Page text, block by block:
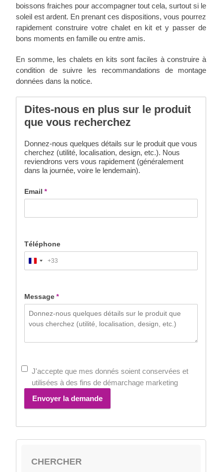
boissons fraiches pour accompagner tout cela, surtout si le
soleil est ardent. En prenant ces dispositions, vous pourrez
rapidement construire votre chalet en kit et y passer de
bons moments en famille ou entre amis.
En somme, les chalets en kits sont faciles à construire à
condition de suivre les recommandations de montage
données dans la notice.
Dites-nous en plus sur le produit
que vous recherchez
Donnez-nous quelques détails sur le produit que vous
cherchez (utilité, localisation, design, etc.). Nous
reviendrons vers vous rapidement (généralement
dans la journée, voire le lendemain).
Email *
Téléphone
France
+33
+33
Message*
J'accepte que mes donnés soient conservées et
utilisées à des fins de démarchage marketing
Envoyer la demande
CHERCHER